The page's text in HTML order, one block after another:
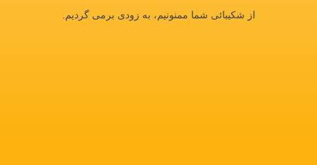
از شکیبائی شما ممنونیم، به زودی برمی گردیم.